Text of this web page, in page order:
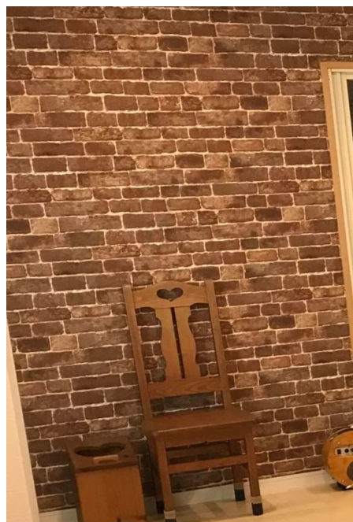
コ
ン
テ
ン
ツ
へ
ス
キ
ッ
プ